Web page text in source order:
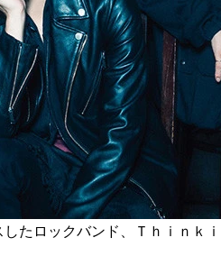
たロックバンド、Ｔｈｉｎｋｉ